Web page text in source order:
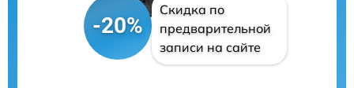
-20%
Скидка по
предварительной
записи на сайте